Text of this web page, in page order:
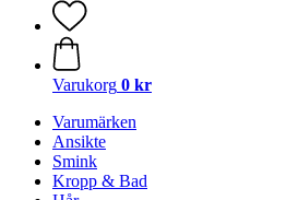
Varukorg 0 kr
Varumärken
Ansikte
Smink
Kropp & Bad